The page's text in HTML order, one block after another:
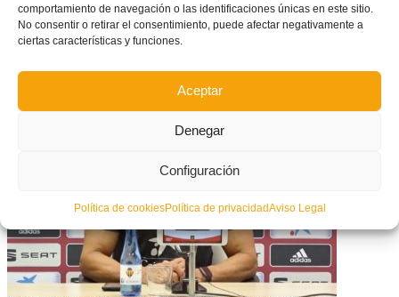
comportamiento de navegación o las identificaciones únicas en este sitio.
No consentir o retirar el consentimiento, puede afectar negativamente a
ciertas características y funciones.
Aceptar
Denegar
Configuración
Política de cookiesPolítica de privacidadAviso Legal
sala femenino #Benidorm2024 (
DOSSIER OFICIAL para descargar )